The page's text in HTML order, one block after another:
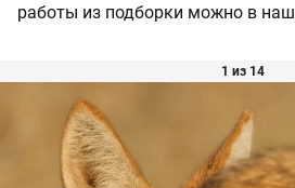
работы из подборки можно в
1 из 14